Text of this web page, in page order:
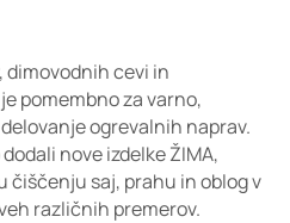
dimovodnih cevi in
pomembno za varno,
ogrevalnih naprav.
nove izdelke ŽIMA,
čiščenju saj, prahu in oblog v
različnih premerov.